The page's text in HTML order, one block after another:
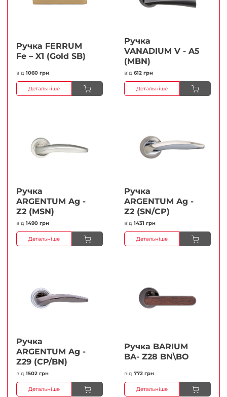
Ручка FERRUМ
Fe – X1 (Gold SB)
від 1060 грн
Детальніше
Ручка
VANADIUM V - A5
(MBN)
від 612 грн
Детальніше
Ручка
ARGENTUM Ag -
Z2 (MSN)
від 1490 грн
Детальніше
Ручка
ARGENTUM Ag -
Z2 (SN/CP)
від 1431 грн
Детальніше
Ручка
ARGENTUM Ag -
Z29 (CP/BN)
від 1502 грн
Детальніше
Ручка BARIUM
BA- Z28 BN\BO
від 772 грн
Детальніше